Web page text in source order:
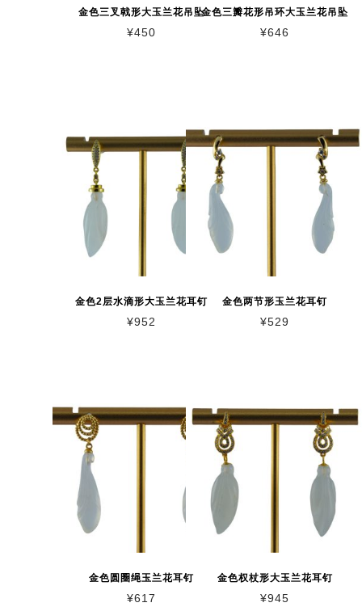
金色2层水滴形大玉兰花耳钉
¥952
金色两节形玉兰花耳钉
¥529
金色圆圈绳玉兰花耳钉
¥617
金色权杖形大玉兰花耳钉
¥945
金色三叉戟形大玉兰花吊坠
¥450
金色三瓣花形吊环大玉兰花吊坠
¥646